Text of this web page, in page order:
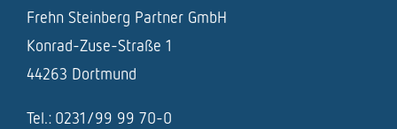
Frehn Steinberg Partner GmbH
Konrad-Zuse-Straße 1
44263 Dortmund
Tel.: 0231/99 99 70-0